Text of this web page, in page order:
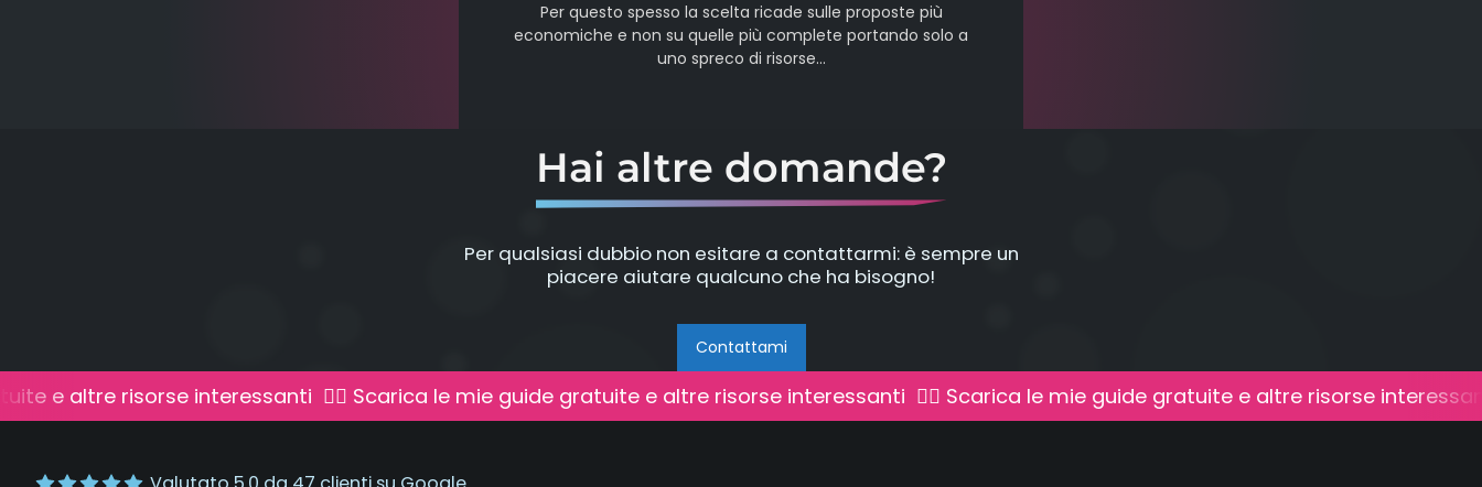
Per questo spesso la scelta ricade sulle proposte più
economiche e non su quelle più complete portando solo a
uno spreco di risorse...
Hai altre domande?
Per qualsiasi dubbio non esitare a contattarmi: è sempre un
piacere aiutare qualcuno che ha bisogno!
Contattami
👉🏻 Scarica le mie guide gratuite e altre risorse interessanti 👉🏻 Scarica le mie guide gratuite e altre risorse
e altre risorse interessanti